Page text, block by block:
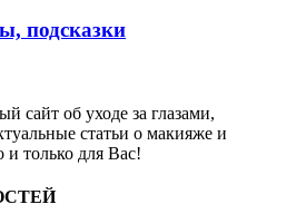
подсказки
сайт об уходе за глазами,
статьи о макияже и
и только для Вас!